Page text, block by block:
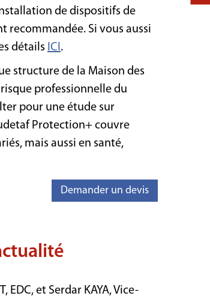
de dispositifs de
recommandée. Si vous aussi
détails ICI .
structure de la Maison des
professionnelle du
pour une étude sur
Protection+ couvre
mais aussi en santé,
Demander un devis
et Serdar KAYA, Vice-